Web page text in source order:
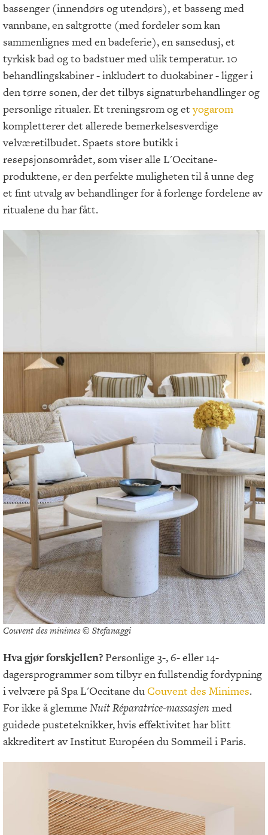
bassenger (innendørs og utendørs), et basseng med
vannbane, en saltgrotte (med fordeler som kan
sammenlignes med en badeferie), en sansedusj, et
tyrkisk bad og to badstuer med ulik temperatur. 10
behandlingskabiner - inkludert to duokabiner - ligger i
den tørre sonen, der det tilbys signaturbehandlinger og
personlige ritualer. Et treningsrom og etyogarom
kompletterer det allerede bemerkelsesverdige
velværetilbudet. Spaets store butikk i
resepsjonsområdet, som viser alle L'Occitane-
produktene, er den perfekte muligheten til å unne deg
et fint utvalg av behandlinger for å forlenge fordelene av
ritualene du har fått.
Couvent des minimes © Stefanaggi
Hva gjør forskjellen?Personlige 3-, 6- eller 14-
dagersprogrammer som tilbyr en fullstendig fordypning
i velvære på Spa L'Occitane duCouvent des Minimes.
For ikke å glemme Nuit Réparatrice-massasjen med
guidede pusteteknikker, hvis effektivitet har blitt
akkreditert av Institut Européen du Sommeil i Paris.